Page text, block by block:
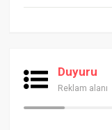
Duyuru
Reklam alanı